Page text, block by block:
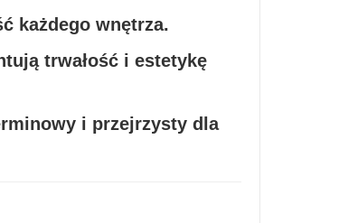
każdego wnętrza.
trwałość i estetykę
i przejrzysty dla